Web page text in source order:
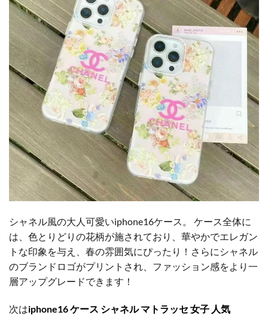
シャネル風の大人可愛いiphone16ケース。 ケース全体に
は、色とりどりの花柄が施されており、華やかでエレガン
トな印象を与え、春の雰囲気にぴったり！さらにシャネル
のブランドロゴがプリントされ、ファッション感をより一
層アップグレードできます！
次はiphone16 ケース シャネル マトラッセ 女子 人気